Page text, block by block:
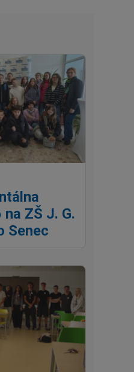
ZŠ J. G.
Senec